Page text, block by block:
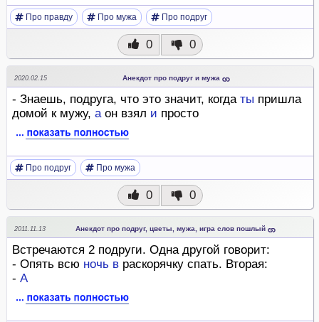
Про правду Про мужа Про подруг
0 0
2020.02.15 Анекдот про подруг и мужа
- Знаешь, подруга, что это значит, когда ты пришла
домой к мужу, аон взял и просто
Про подруг Про мужа
0 0
2011.11.13 Анекдот про подруг, цветы, мужа, игра слов пошлый
Встречаются 2 подруги. Одна другой говорит:
- Опять всю ночь в раскорячку спать. Вторая:
- А